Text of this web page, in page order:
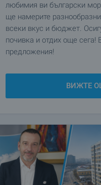
любимия ви български
ще намерите
всеки вкус и бюджет.
почивка и отдих още сега!
предложения!
ВИЖТЕ